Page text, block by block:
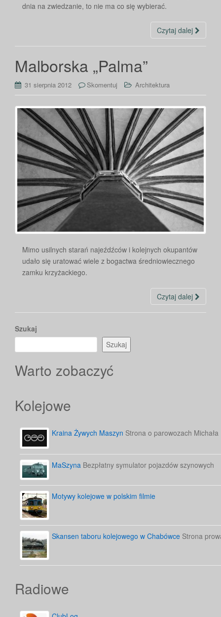
dnia na zwiedzanie, to nie ma co się wybierać.
Czytaj dalej
Malborska „Palma”
31 sierpnia 2012 Skomentuj Architektura
Mimo usilnych starań najeźdźców i kolejnych okupantów
udało się uratować wiele z bogactwa średniowiecznego
zamku krzyżackiego.
Czytaj dalej
Szukaj
Szukaj
Warto zobaczyć
Kolejowe
Kraina Żywych Maszyn Strona o parowozach
MaSzyna Bezpłatny symulator pojazdów szynowych
Motywy kolejowe w polskim filmie
Skansen taboru kolejowego w Chabówce Strona
Radiowe